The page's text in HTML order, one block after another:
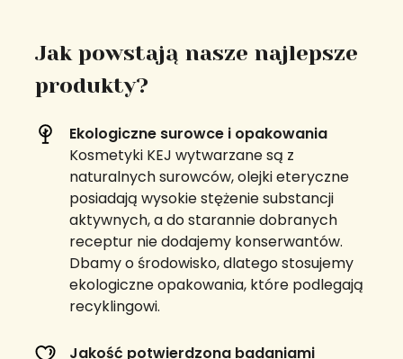
Jak powstają nasze najlepsze
produkty?
Ekologiczne surowce i opakowania
Kosmetyki KEJ wytwarzane są z
naturalnych surowców, olejki eteryczne
posiadają wysokie stężenie substancji
aktywnych, a do starannie dobranych
receptur nie dodajemy konserwantów.
Dbamy o środowisko, dlatego stosujemy
ekologiczne opakowania, które podlegają
recyklingowi.
Jakość potwierdzona badaniami